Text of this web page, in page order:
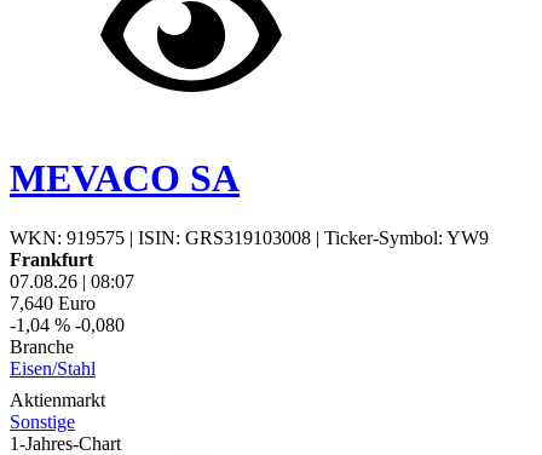
MEVACO SA
WKN: 919575 | ISIN: GRS319103008 | Ticker-Symbol: YW9
Frankfurt
07.08.26 | 08:07
7,640 Euro
-1,04 % -0,080
Branche
Eisen/Stahl
Aktienmarkt
Sonstige
1-Jahres-Chart